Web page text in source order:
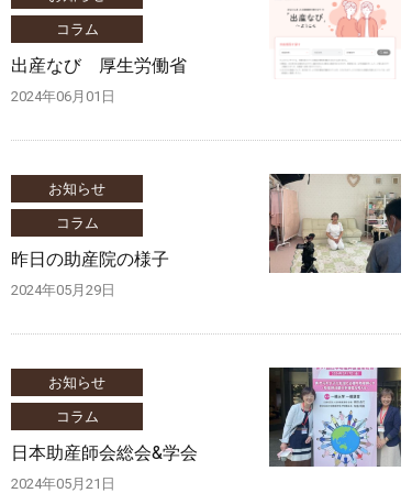
コラム
出産なび 厚生労働省
2024年06月01日
お知らせ
コラム
昨日の助産院の様子
2024年05月29日
お知らせ
コラム
日本助産師会総会&学会
2024年05月21日